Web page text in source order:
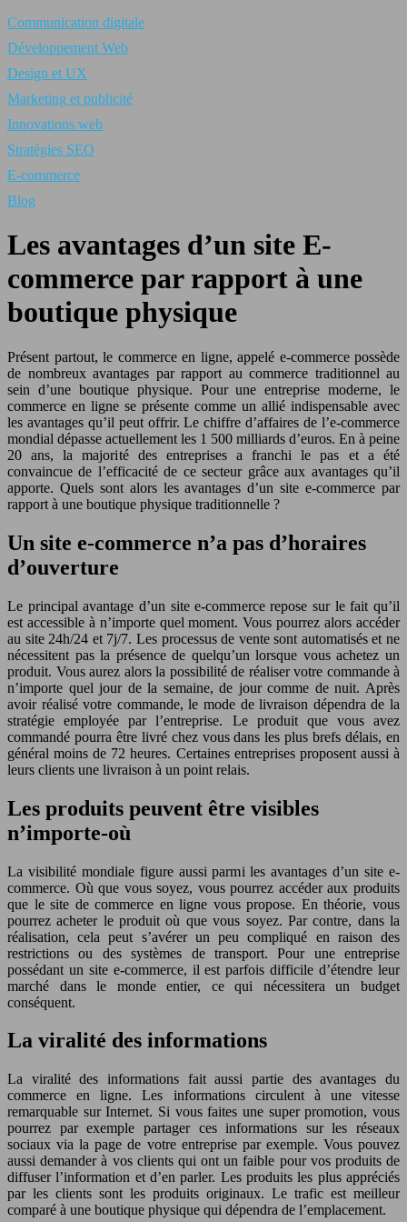
Communication digitale
Développement Web
Design et UX
Marketing et publicité
Innovations web
Stratégies SEO
E-commerce
Blog
Les avantages d’un site E-
commerce par rapport à une
boutique physique
Présent partout, le commerce en ligne, appelé e-commerce possède
de nombreux avantages par rapport au commerce traditionnel au
sein d’une boutique physique. Pour une entreprise moderne, le
commerce en ligne se présente comme un allié indispensable avec
les avantages qu’il peut offrir. Le chiffre d’affaires de l’e-commerce
mondial dépasse actuellement les 1 500 milliards d’euros. En à peine
20 ans, la majorité des entreprises a franchi le pas et a été
convaincue de l’efficacité de ce secteur grâce aux avantages qu’il
apporte. Quels sont alors les avantages d’un site e-commerce par
rapport à une boutique physique traditionnelle ?
Un site e-commerce n’a pas d’horaires
d’ouverture
Le principal avantage d’un site e-commerce repose sur le fait qu’il
est accessible à n’importe quel moment. Vous pourrez alors accéder
au site 24h/24 et 7j/7. Les processus de vente sont automatisés et ne
nécessitent pas la présence de quelqu’un lorsque vous achetez un
produit. Vous aurez alors la possibilité de réaliser votre commande à
n’importe quel jour de la semaine, de jour comme de nuit. Après
avoir réalisé votre commande, le mode de livraison dépendra de la
stratégie employée par l’entreprise. Le produit que vous avez
commandé pourra être livré chez vous dans les plus brefs délais, en
général moins de 72 heures. Certaines entreprises proposent aussi à
leurs clients une livraison à un point relais.
Les produits peuvent être visibles
n’importe-où
La visibilité mondiale figure aussi parmi les avantages d’un site e-
commerce. Où que vous soyez, vous pourrez accéder aux produits
que le site de commerce en ligne vous propose. En théorie, vous
pourrez acheter le produit où que vous soyez. Par contre, dans la
réalisation, cela peut s’avérer un peu compliqué en raison des
restrictions ou des systèmes de transport. Pour une entreprise
possédant un site e-commerce, il est parfois difficile d’étendre leur
marché dans le monde entier, ce qui nécessitera un budget
conséquent.
La viralité des informations
La viralité des informations fait aussi partie des avantages du
commerce en ligne. Les informations circulent à une vitesse
remarquable sur Internet. Si vous faites une super promotion, vous
pourrez par exemple partager ces informations sur les réseaux
sociaux via la page de votre entreprise par exemple. Vous pouvez
aussi demander à vos clients qui ont un faible pour vos produits de
diffuser l’information et d’en parler. Les produits les plus appréciés
par les clients sont les produits originaux. Le trafic est meilleur
comparé à une boutique physique qui dépendra de l’emplacement.